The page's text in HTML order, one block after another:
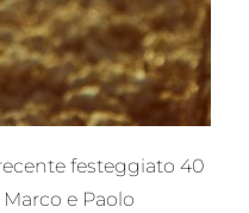
festeggiato 40
e Paolo